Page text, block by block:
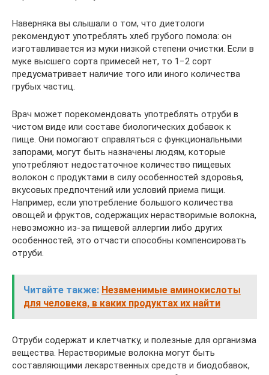
Наверняка вы слышали о том, что диетологи
рекомендуют употреблять хлеб грубого помола: он
изготавливается из муки низкой степени очистки. Если в
муке высшего сорта примесей нет, то 1−2 сорт
предусматривает наличие того или иного количества
грубых частиц.
Врач может порекомендовать употреблять отруби в
чистом виде или составе биологических добавок к
пище. Они помогают справляться с функциональными
запорами, могут быть назначены людям, которые
употребляют недостаточное количество пищевых
волокон с продуктами в силу особенностей здоровья,
вкусовых предпочтений или условий приема пищи.
Например, если употребление большого количества
овощей и фруктов, содержащих нерастворимые волокна,
невозможно из-за пищевой аллергии либо других
особенностей, это отчасти способны компенсировать
отруби.
Читайте также: Незаменимые аминокислоты
для человека, в каких продуктах их найти
Отруби содержат и клетчатку, и полезные для организма
вещества. Нерастворимые волокна могут быть
составляющими лекарственных средств и биодобавок,